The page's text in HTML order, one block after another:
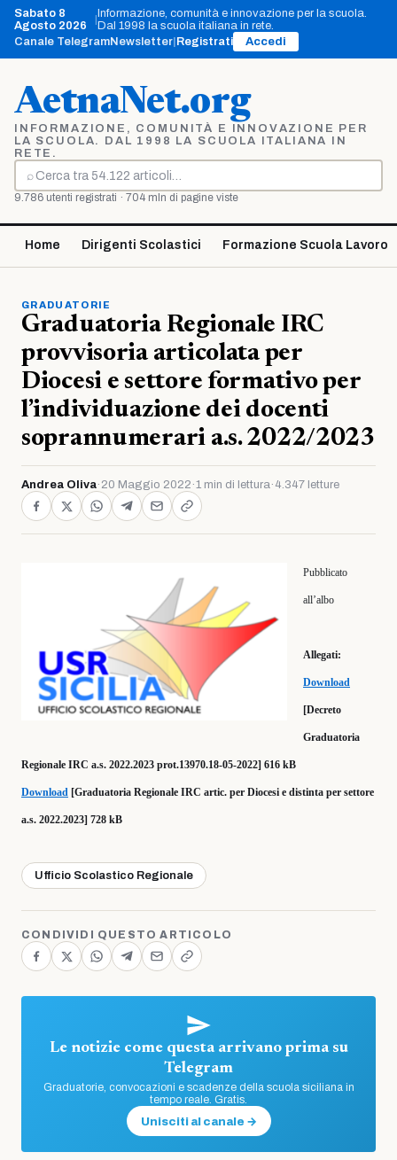
Vai
contenuto
Sabato 8
Agosto 2026
Informazione, comunità e innovazione per la scuola.
Dal 1998 la scuola italiana in rete.
Canale TelegramNewsletter Registrati Accedi
AetnaNet.org
INFORMAZIONE, COMUNITÀ E INNOVAZIONE PER
LA SCUOLA. DAL 1998 LA SCUOLA ITALIANA IN
RETE.
⌕
Cerca
9.786 utenti registrati · 704 mln di pagine viste
Home Dirigenti Scolastici Formazione Scuola Lavoro
GRADUATORIE
Graduatoria Regionale IRC
provvisoria articolata per
Diocesi e settore formativo per
l’individuazione dei docenti
soprannumerari a.s. 2022/2023
Andrea Oliva· 20 Maggio 2022 ·1 min di lettura· 4.347 letture
Pubblicato
all’albo
Allegati:
Download
[Decreto
Graduatoria
Regionale IRC a.s. 2022.2023 prot.13970.18-05-2022] 616 kB
Download [Graduatoria Regionale IRC artic. per Diocesi e distinta per settore
a.s. 2022.2023] 728 kB
Ufficio Scolastico Regionale
CONDIVIDI QUESTO ARTICOLO
Le notizie come questa arrivano prima su
Telegram
Graduatorie, convocazioni e scadenze della scuola siciliana in
tempo reale. Gratis.
Unisciti al canale →